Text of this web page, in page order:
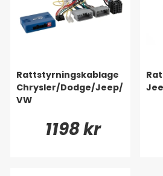
Rattstyrningskablage
Chrysler/Dodge/Jeep/
VW
1198 kr